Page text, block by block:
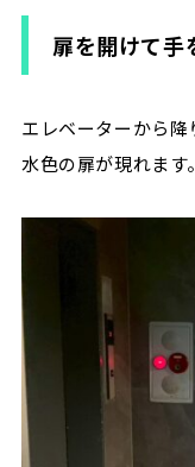
扉を開けて手
エレベーターから
水色の扉が現れます